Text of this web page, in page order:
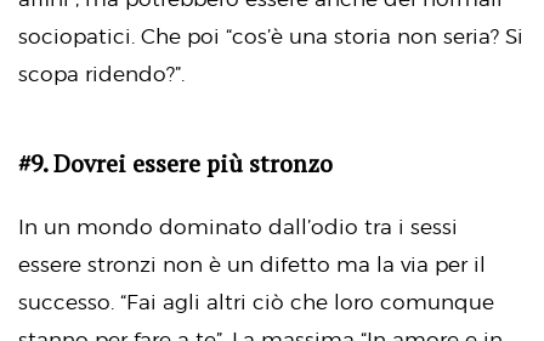
sociopatici. Che poi “cos’è una storia non seria? Si
scopa ridendo?”.
#9. Dovrei essere più stronzo
In un mondo dominato dall’odio tra i sessi
essere stronzi non è un difetto ma la via per il
successo. “Fai agli altri ciò che loro comunque